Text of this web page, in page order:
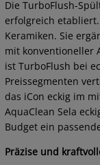
Die TurboFlush-
erfolgreich
Keramiken. Sie
mit konventioneller
ist TurboFlush bei
Preissegmenten
das iCon eckig im
AquaClean Sela
Budget ein
Präzise und